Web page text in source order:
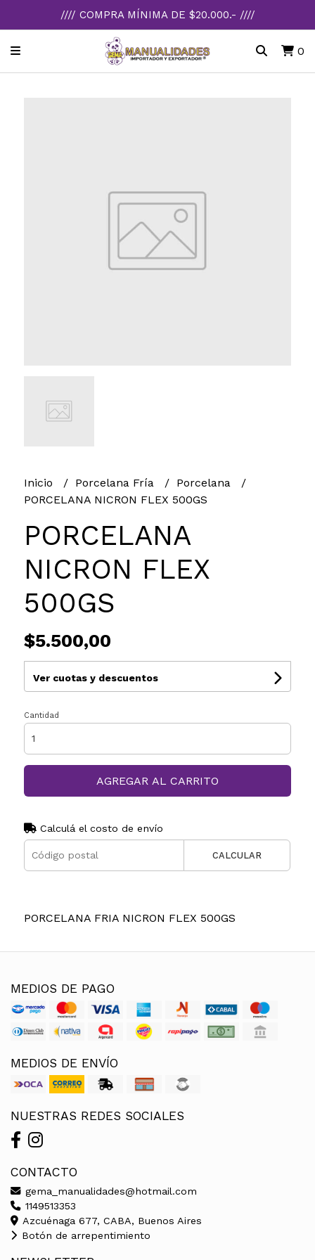
//// COMPRA MÍNIMA DE $20.000.- ////
0
Inicio Porcelana Fría
Porcelana
PORCELANA NICRON FLEX 500GS
PORCELANA
NICRON FLEX
500GS
$5.500,00
Ver cuotas y descuentos
Cantidad
AGREGAR AL CARRITO
Calculá el costo de envío
CALCULAR
PORCELANA FRIA NICRON FLEX 500GS
MEDIOS DE PAGO
MEDIOS DE ENVÍO
NUESTRAS REDES SOCIALES
CONTACTO
gema_manualidades@hotmail.com
1149513353
Azcuénaga 677, CABA, Buenos Aires
Botón de arrepentimiento